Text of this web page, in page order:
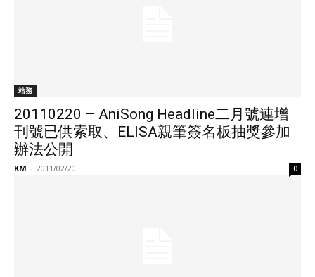
站務
20110220 – AniSong Headline二月號連增
刊號已供索取、ELISA親筆簽名板抽獎參加
辦法公開
KM - 2011/02/20 0